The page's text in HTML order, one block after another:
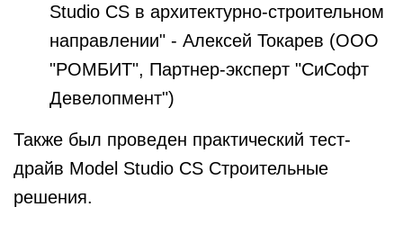
Studio CS в архитектурно-строительном
направлении" - Алексей Токарев (ООО
"РОМБИТ", Партнер-эксперт "СиСофт
Девелопмент")
Также был проведен практический тест-
драйв Model Studio CS Строительные
решения.